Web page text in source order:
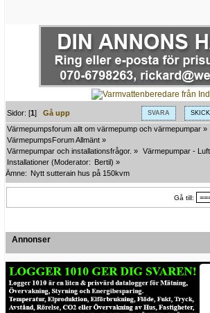
SVARA
Sidor: [1]Gå upp
Värmepumpsforum allt om värmepump och värmepumpar »
VärmepumpsForum Allmänt »
Värmepumpar och installationsfrågor. » Värmepumpar -
Installationer (Moderator: Bertil) »
Ämne: Nytt sutterain hus på 150kvm
Gå till:
Annonser